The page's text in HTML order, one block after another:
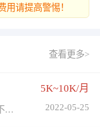
用请提高警惕！
查看更多>
5K~10K/月
长春市/长春高新技术产业开发区 | 经验不限 | 学历不限 2022-05-25